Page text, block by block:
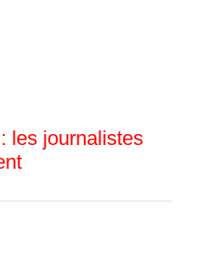
les journalistes